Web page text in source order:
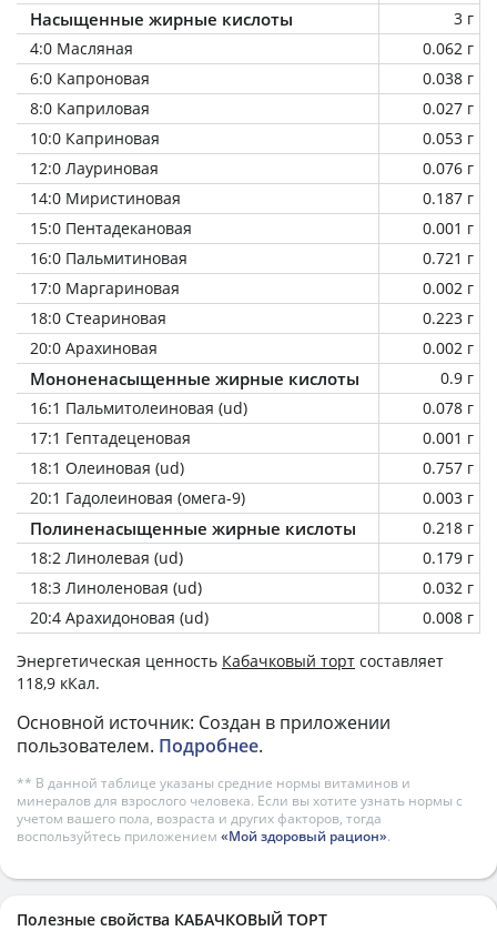
Насыщенные жирные кислоты
3 г
4:0 Масляная
0.062 г
6:0 Капроновая
0.038 г
8:0 Каприловая
0.027 г
10:0 Каприновая
0.053 г
12:0 Лауриновая
0.076 г
14:0 Миристиновая
0.187 г
15:0 Пентадекановая
0.001 г
16:0 Пальмитиновая
0.721 г
17:0 Маргариновая
0.002 г
18:0 Стеариновая
0.223 г
20:0 Арахиновая
0.002 г
Мононенасыщенные жирные кислоты
0.9 г
16:1 Пальмитолеиновая (ud)
0.078 г
17:1 Гептадеценовая
0.001 г
18:1 Олеиновая (ud)
0.757 г
20:1 Гадолеиновая (омега-9)
0.003 г
Полиненасыщенные жирные кислоты
0.218 г
18:2 Линолевая (ud)
0.179 г
18:3 Линоленовая (ud)
0.032 г
20:4 Арахидоновая (ud)
0.008 г
Энергетическая ценность Кабачковый торт составляет
118,9 кКал.
Основной источник: Создан в приложении
пользователем. Подробнее.
** В данной таблице указаны средние нормы витаминов и
минералов для взрослого человека. Если вы хотите узнать нормы с
учетом вашего пола, возраста и других факторов, тогда
воспользуйтесь приложением «Мой здоровый рацион».
Полезные свойства КАБАЧКОВЫЙ ТОРТ